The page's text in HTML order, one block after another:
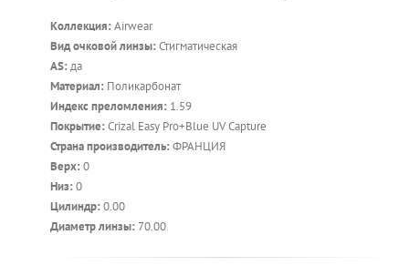
Коллекция: Airwear
Вид очковой линзы: Стигматическая
AS: да
Материал: Поликарбонат
Индекс преломления: 1.59
Покрытие: Crizal Easy Pro+Blue UV Capture
Страна производитель: ФРАНЦИЯ
Верх: 0
Низ: 0
Цилиндр: 0.00
Диаметр линзы: 70.00